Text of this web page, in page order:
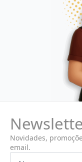
Novidades,
email.
Nome